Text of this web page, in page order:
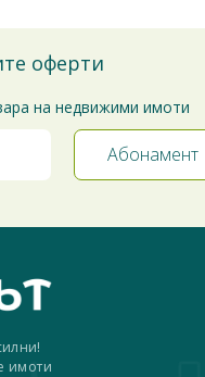
оферти
на недвижими имоти
имоти